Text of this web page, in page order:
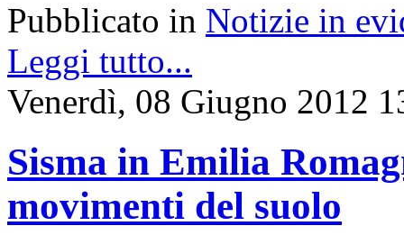
Pubblicato in Notizie in
Leggi tutto...
Venerdì, 08 Giugno 2012
Sisma in Emilia
movimenti del suolo